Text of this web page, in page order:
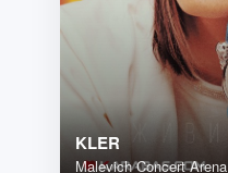
KLER
Malevich Concert Arena